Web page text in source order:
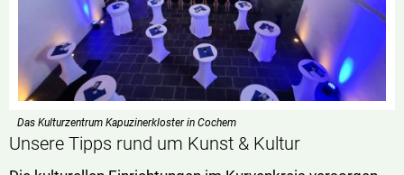
Das Kulturzentrum Kapuzinerkloster in Cochem
Unsere Tipps rund um Kunst & Kultur